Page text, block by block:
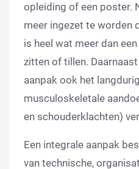
opleiding of een poster.
meer ingezet te worden
is heel wat meer dan
zitten of tillen.
aanpak ook het
musculoskeletale
en schouderklachten)
Een integrale aanpak
van technische,